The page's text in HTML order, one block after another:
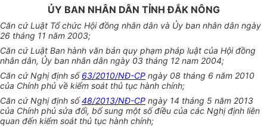
ỦY BAN NHÂN DÂN TỈNH ĐẮK NÔNG
Căn cứ Luật Tổ chức Hội đồng nhân dân và Ủy ban nhân dân ngày
26 tháng 11 năm 2003;
Căn cứ Luật Ban hành văn bản quy phạm pháp luật của Hội đồng
nhân dân, Ủy ban nhân dân ngày 03 tháng 12 nam 2004;
Căn cứ Nghị định số63/2010/NĐ-CP ngày 08 tháng 6 năm 2010
của Chính phủ về kiểm soát thủ tục hành chính;
Căn cứ Nghị định số48/2013/NĐ-CP ngày 14 tháng 5 năm 2013
của Chính phủ sửa đổi, bổ sung một số điều của các Nghị định liên
quan đến kiểm soát thủ tục hành chính;